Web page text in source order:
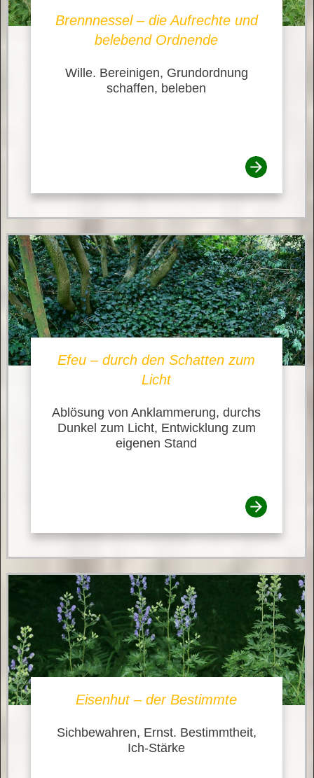
Brennnessel – die Aufrechte und
belebend Ordnende
Wille. Bereinigen, Grundordnung
schaffen, beleben
Efeu – durch den Schatten zum
Licht
Ablösung von Anklammerung, durchs
Dunkel zum Licht, Entwicklung zum
eigenen Stand
Eisenhut – der Bestimmte
Sichbewahren, Ernst. Bestimmtheit,
Ich-Stärke